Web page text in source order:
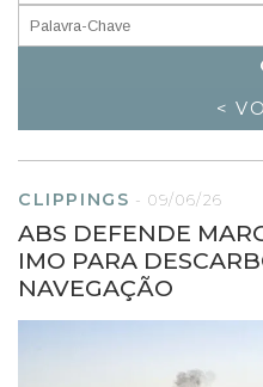
<
CLIPPINGS -09/06/26
ABS DEFENDE
IMO PARA
NAVEGAÇÃO